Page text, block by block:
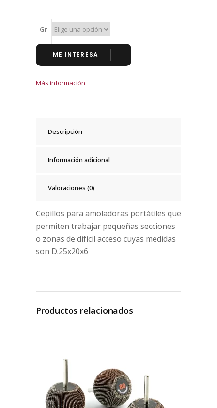
Gr
ME INTERESA
Más información
Descripción
Información adicional
Valoraciones (0)
Cepillos para amoladoras portátiles que
permiten trabajar pequeñas secciones
o zonas de difícil acceso cuyas medidas
son D.25x20x6
Productos relacionados